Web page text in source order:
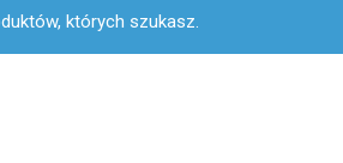
których szukasz.